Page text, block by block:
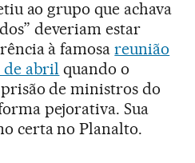
ao grupo que achava
deveriam estar
à famosareunião
abril quando o
de ministros do
pejorativa. Sua
certa no Planalto.